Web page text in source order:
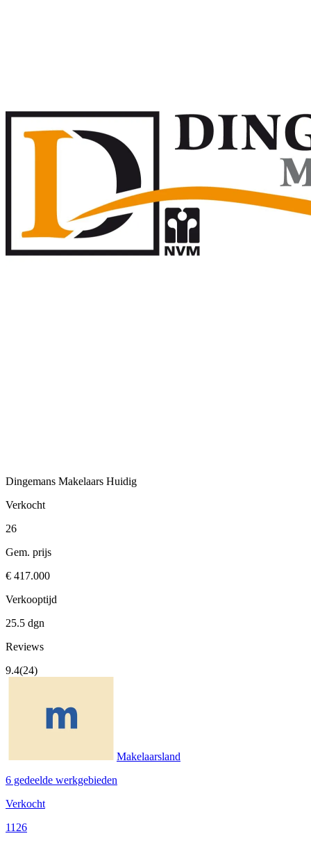
Dingemans Makelaars Huidig
Verkocht
26
Gem. prijs
€ 417.000
Verkooptijd
25.5 dgn
Reviews
9.4(24)
Makelaarsland
6 gedeelde werkgebieden
Verkocht
1126